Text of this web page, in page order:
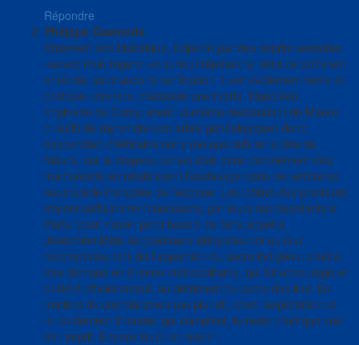
Répondre
Philippe Gaslonde
Errement anti-historique, colporté par des esprits sectaires
-suivez mon regard- et surtout répétant à l’envi ce qu’ils ont
entendu, sans aucune vérification. Il est évidement facile et
pratique, dès lors, d’accuser une morte. Napoléon,
originaire de Corse, étant lui-même descendant de Maure
(il suffit de reprendre son arbre généalogique) donc
descendant d’Africains noirs (ne pas oublier la tête de
Maure, sur le drapeau corse) était donc moralement très
malhonnête en rétablissant l’esclavage dans les territoires
sous tutelle française de l’époque. Les lobbys des planteurs
étaient suffisamment puissants, par leurs représentants à
Paris, pour n’avoir point besoin de faire appel à
Joséphine,Mais les planteurs lobbyistes ont eu leur
récompense, lors de l’apparition du sucre indigène, c’est à
dire fabriqué en France métropolitaine, qui fut encouragé et
préféré officiellement, au détriment du sucre des iles. En
matière de colonialismes (au pluriel), c’est l’exploitation et
le rendement financier qui comptent, le reste n’est que vue
de l’esprit. Encore faut-il en avoir !